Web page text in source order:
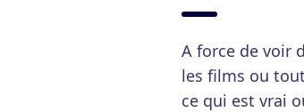
A force de voir
les films ou
ce qui est vrai